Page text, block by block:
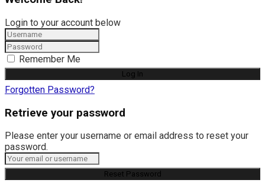
Login to your account below
Remember Me
Forgotten Password?
Retrieve your password
Please enter your username or email address to reset your
password.